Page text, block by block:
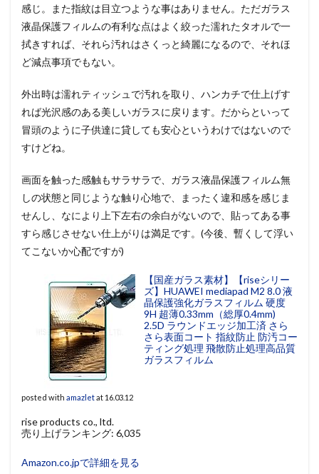
感じ。また指紋は目立つような事はありません。ただガラス
液晶保護フィルムの有利な点はよく絞った濡れたタオルで一
拭きすれば、それら汚れはさくっと綺麗になるので、それほ
ど減点事項でもない。
外出時は濡れティッシュで汚れを取り、ハンカチで仕上げす
れば光沢感のある美しいガラスに戻ります。だからといって
冒頭のように子供達に貸しても安心というわけではないので
すけどね。
画面を触った感触もサラサラで、ガラス液晶保護フィルム無
しの状態と同じような触り心地で、まったく違和感を感じま
せんし、なにより上下左右の余白がないので、貼ってある事
すら感じさせない仕上がりは満足です。(今後、暫くして浮い
てこないか心配ですが)
【国産ガラス素材】【riseシリー
ズ】HUAWEI mediapad M2 8.0 液
晶保護強化ガラスフィルム 硬度
9H 超薄0.33mm（総厚0.4mm)
2.5D ラウンドエッジ加工済 さら
さら表面コート 指紋防止 防汚コー
ティング処理 飛散防止処理高品質
ガラスフィルム
posted with amazletat 16.03.12
rise products co., ltd.
売り上げランキング: 6,035
Amazon.co.jpで詳細を見る